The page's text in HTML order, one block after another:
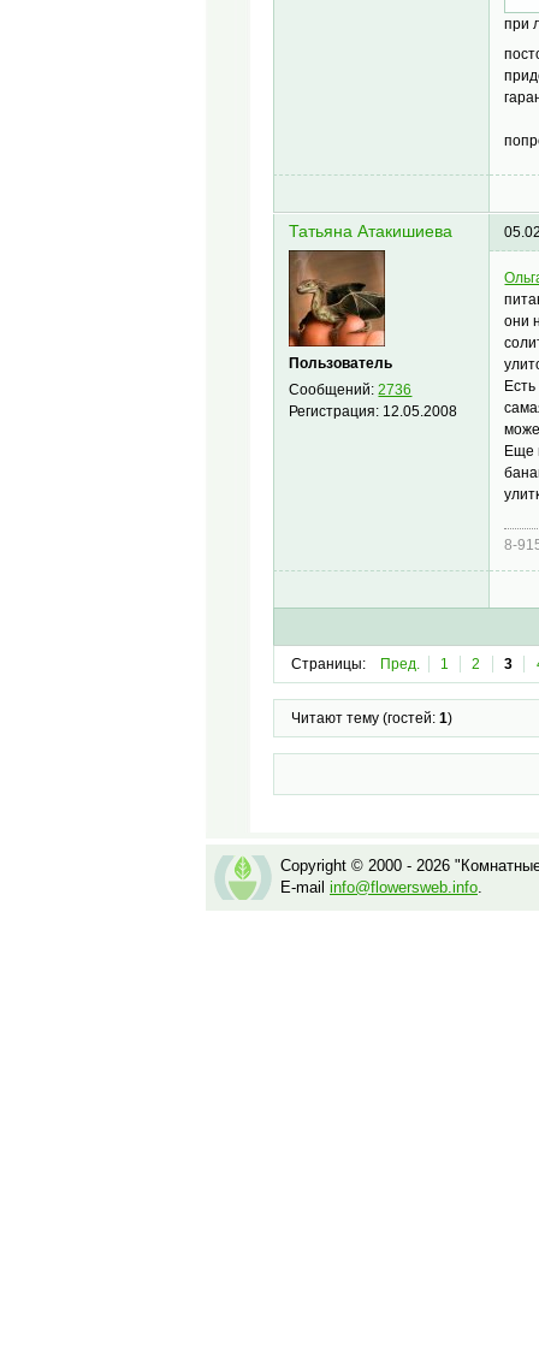
при
Татьяна Атакишиева
Пользователь
Сообщений:2736
Регистрация: 12.05.2008
они
Еще
8-
Страницы: Пред. 1 2 3
Читают тему (гостей: 1)
Copyright © 2000 - 2026
E-mail info@flowersweb.info.